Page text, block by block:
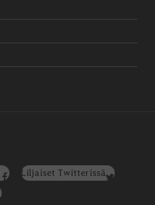
Liljaiset Twitterissä